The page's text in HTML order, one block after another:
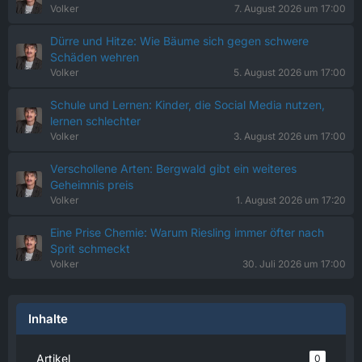
Volker 7. August 2026 um 17:00
Dürre und Hitze: Wie Bäume sich gegen schwere
Schäden wehren
Volker 5. August 2026 um 17:00
Schule und Lernen: Kinder, die Social Media nutzen,
lernen schlechter
Volker 3. August 2026 um 17:00
Verschollene Arten: Bergwald gibt ein weiteres
Geheimnis preis
Volker 1. August 2026 um 17:20
Eine Prise Chemie: Warum Riesling immer öfter nach
Sprit schmeckt
Volker 30. Juli 2026 um 17:00
Inhalte
Artikel 0